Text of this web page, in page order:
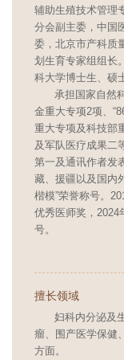
辅助生殖技术管理
分会副主委，中国
委，北京市产科质
划生育专家组组长
科大学博士生、硕
承担国家自然
金重大专项2项、
重大专项及科技部
及军队医疗成果二
第一及通讯作者发
藏、援疆以及国内
楷模”荣誉称号。
优秀医师奖，2024
号。
擅长领域
妇科内分泌及
瘤、围产医学保健
方面。